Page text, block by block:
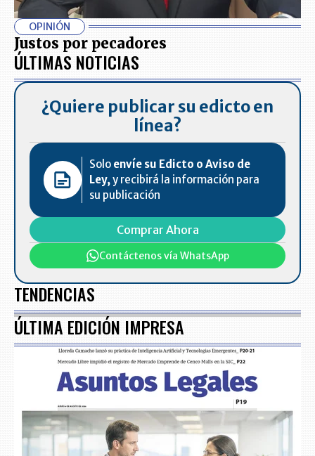
OPINIÓN
Justos por pecadores
ÚLTIMAS NOTICIAS
¿Quiere publicar su edicto en
línea?
Solo envíe su Edicto o Aviso de
Ley,y recibirá la información para
su publicación
Comprar Ahora
Contáctenos vía WhatsApp
TENDENCIAS
ÚLTIMA EDICIÓN IMPRESA